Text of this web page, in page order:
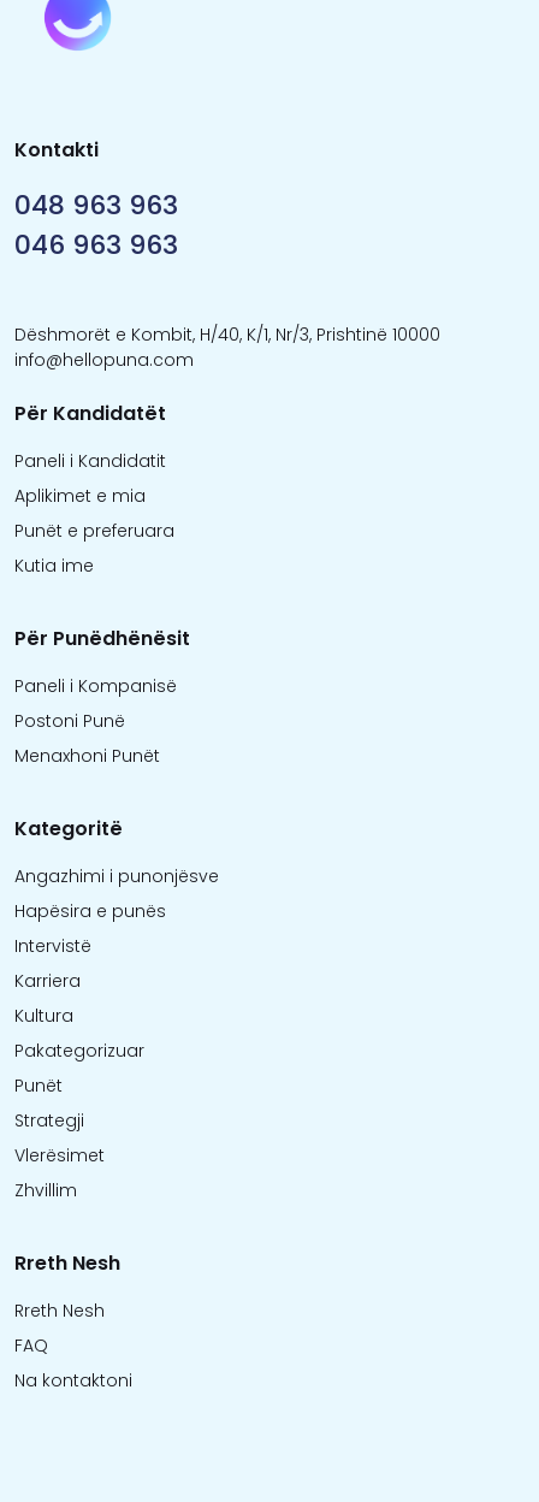
Kontakti
048 963 963
046 963 963
Dëshmorët e Kombit, H/40, K/1, Nr/3, Prishtinë 10000
info@hellopuna.com
Për Kandidatët
Paneli i Kandidatit
Aplikimet e mia
Punët e preferuara
Kutia ime
Për Punëdhënësit
Paneli i Kompanisë
Postoni Punë
Menaxhoni Punët
Kategoritë
Angazhimi i punonjësve
Hapësira e punës
Intervistë
Karriera
Kultura
Pakategorizuar
Punët
Strategji
Vlerësimet
Zhvillim
Rreth Nesh
Rreth Nesh
FAQ
Na kontaktoni